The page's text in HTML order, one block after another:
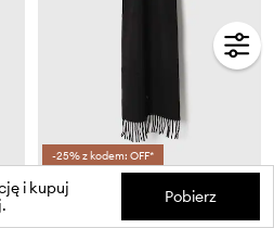
-25% z kodem: OFF*
i kupuj
Pobierz